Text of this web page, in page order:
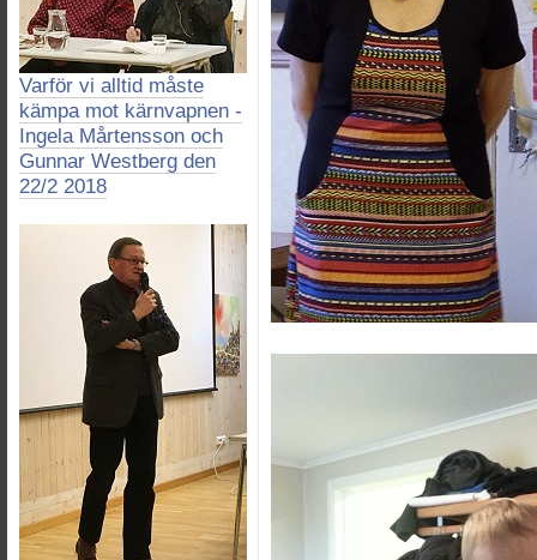
Varför vi alltid måste
kämpa mot kärnvapnen -
Ingela Mårtensson och
Gunnar Westberg den
22/2 2018